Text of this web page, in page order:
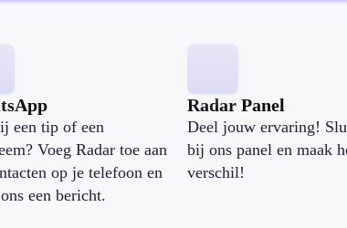
een tip of een
Voeg Radar toe aan
op je telefoon en
een bericht.
Radar Panel
Deel jouw ervaring!
bij ons panel en maak
verschil!